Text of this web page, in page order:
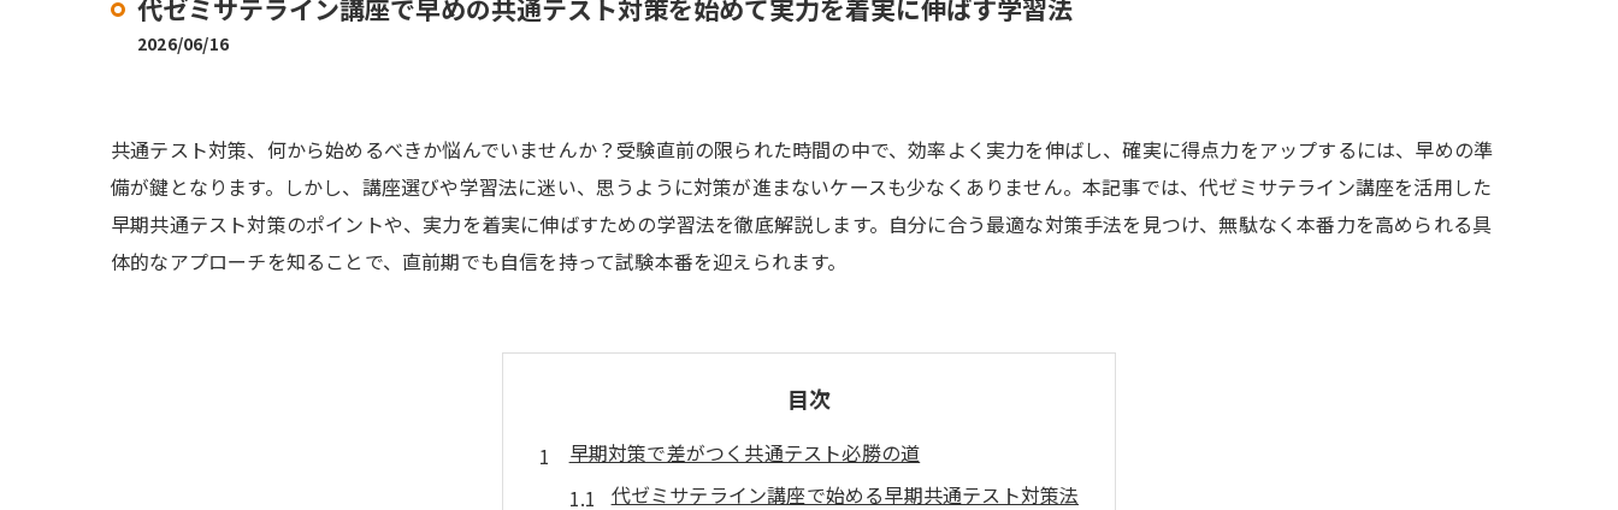
代ゼミサテライン講座で早めの共通テスト対策を始めて実力を着実に伸ばす学習法
2026/06/16
共通テスト対策、何から始めるべきか悩んでいませんか？受験直前の限られた時間の中で、効率よく実力を伸ばし、確実に得点力をアップするには、早めの準
備が鍵となります。しかし、講座選びや学習法に迷い、思うように対策が進まないケースも少なくありません。本記事では、代ゼミサテライン講座を活用した
早期共通テスト対策のポイントや、実力を着実に伸ばすための学習法を徹底解説します。自分に合う最適な対策手法を見つけ、無駄なく本番力を高められる具
体的なアプローチを知ることで、直前期でも自信を持って試験本番を迎えられます。
目次
早期対策で差がつく共通テスト必勝の道
代ゼミサテライン講座で始める早期共通テスト対策法